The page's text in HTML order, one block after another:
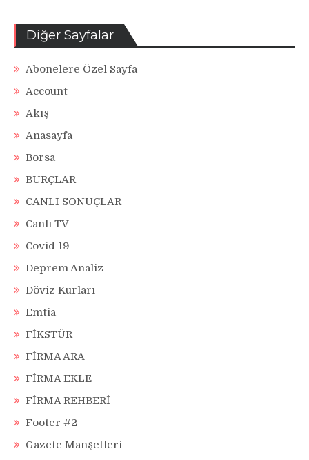
Diğer Sayfalar
Abonelere Özel Sayfa
Account
Akış
Anasayfa
Borsa
BURÇLAR
CANLI SONUÇLAR
Canlı TV
Covid 19
Deprem Analiz
Döviz Kurları
Emtia
FİKSTÜR
FİRMA ARA
FİRMA EKLE
FİRMA REHBERİ
Footer #2
Gazete Manşetleri